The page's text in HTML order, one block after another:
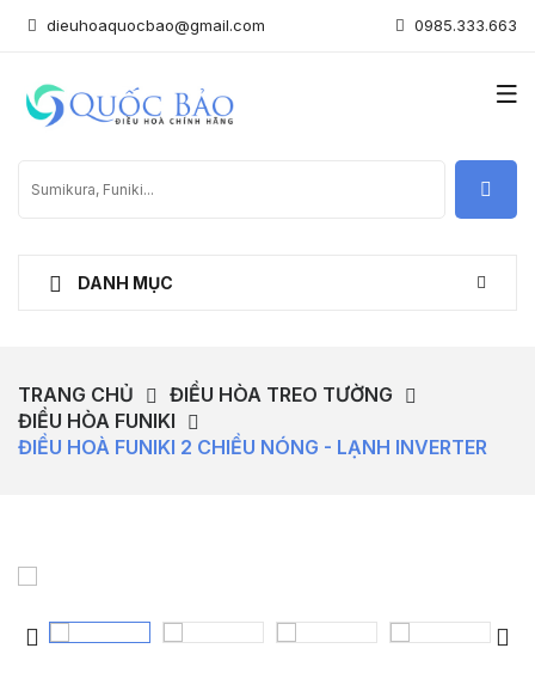
dieuhoaquocbao@gmail.com 0985.333.663
DANH MỤC
TRANG CHỦ
ĐIỀU HÒA TREO TƯỜNG
ĐIỀU HÒA FUNIKI
ĐIỀU HOÀ FUNIKI 2 CHIỀU NÓNG - LẠNH INVERTER